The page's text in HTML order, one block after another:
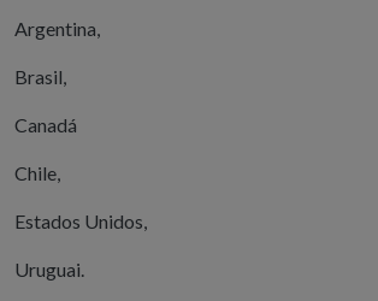
Argentina,
Brasil,
Canadá
Chile,
Estados Unidos,
Uruguai.